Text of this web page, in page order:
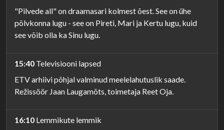
"Pilvede all" on draamasari kolmest õest. See on ühe
põlvkonna lugu - see on Pireti, Mari ja Kertu lugu, kuid
see võib olla ka Sinu lugu.
15:40 Televisiooni lapsed
ETV arhiivi põhjal valminud meelelahutuslik saade.
Režissöör Jaan Laugamõts, toimetaja Reet Oja.
16:10 Lemmikute lemmik